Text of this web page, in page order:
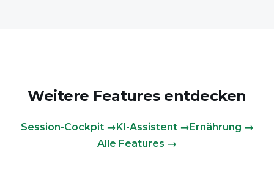
Weitere Features entdecken
Session-Cockpit →KI-Assistent →Ernährung →
Alle Features →